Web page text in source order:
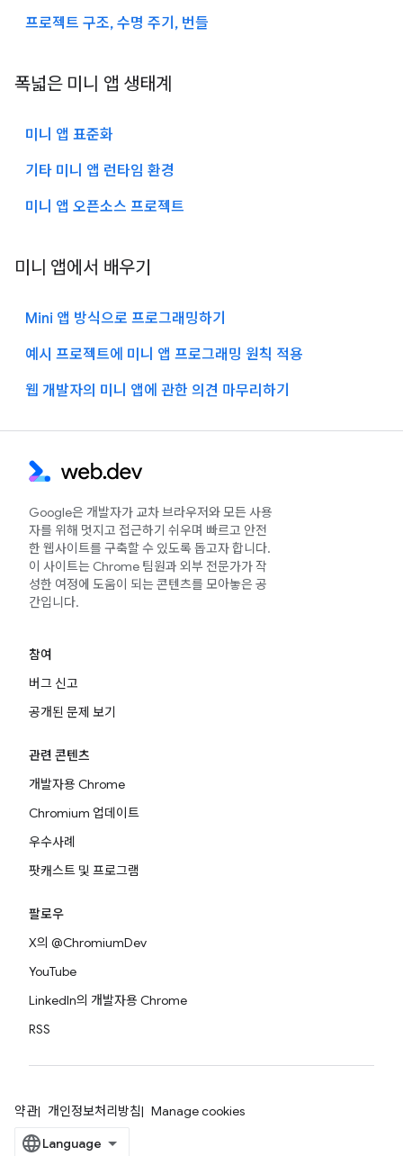
프로젝트 구조, 수명 주기, 번들
폭넓은 미니 앱 생태계
미니 앱 표준화
기타 미니 앱 런타임 환경
미니 앱 오픈소스 프로젝트
미니 앱에서 배우기
Mini 앱 방식으로 프로그래밍하기
예시 프로젝트에 미니 앱 프로그래밍 원칙 적용
웹 개발자의 미니 앱에 관한 의견 마무리하기
Google은 개발자가 교차 브라우저와 모든 사용
자를 위해 멋지고 접근하기 쉬우며 빠르고 안전
한 웹사이트를 구축할 수 있도록 돕고자 합니다.
이 사이트는 Chrome 팀원과 외부 전문가가 작
성한 여정에 도움이 되는 콘텐츠를 모아놓은 공
간입니다.
참여
버그 신고
공개된 문제 보기
관련 콘텐츠
개발자용 Chrome
Chromium 업데이트
우수사례
팟캐스트 및 프로그램
팔로우
X의 @ChromiumDev
YouTube
LinkedIn의 개발자용 Chrome
RSS
약관 개인정보처리방침 Manage cookies